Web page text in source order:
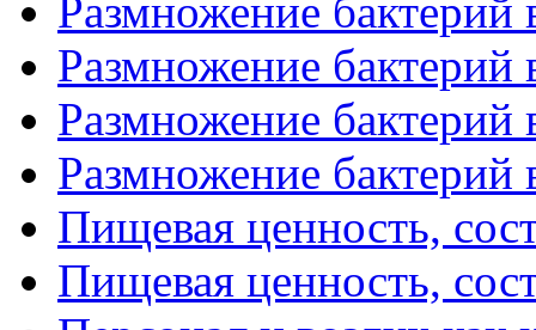
Размножение
Размножение
Размножение
Размножение
Пищевая ценность,
Пищевая ценность,